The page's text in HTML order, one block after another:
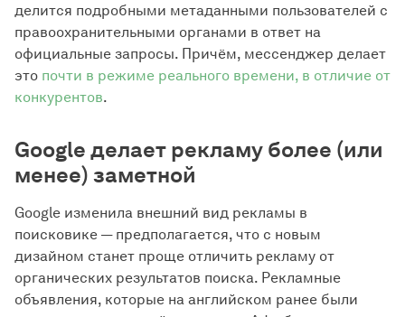
делится подробными метаданными пользователей с
правоохранительными органами в ответ на
официальные запросы. Причём, мессенджер делает
это почти в режиме реального времени, в отличие от
конкурентов.
Google делает рекламу более (или
менее) заметной
Google изменила внешний вид рекламы в
поисковике — предполагается, что с новым
дизайном станет проще отличить рекламу от
органических результатов поиска. Рекламные
объявления, которые на английском ранее были